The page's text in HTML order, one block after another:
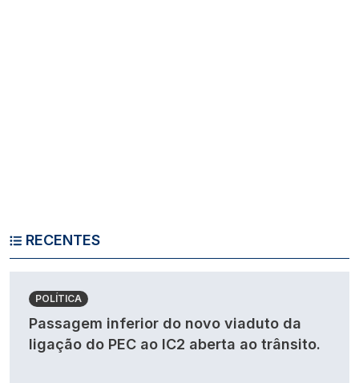
RECENTES
POLÍTICA
Passagem inferior do novo viaduto da
ligação do PEC ao IC2 aberta ao trânsito.